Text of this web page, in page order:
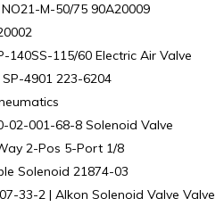
M-50/75 90A20009
140SS-115/60 Electric Air Valve
4901 223-6204
02-001-68-8 Solenoid Valve
2-Pos 5-Port 1/8
Solenoid 21874-03
33-2 | Alkon Solenoid Valve Valve